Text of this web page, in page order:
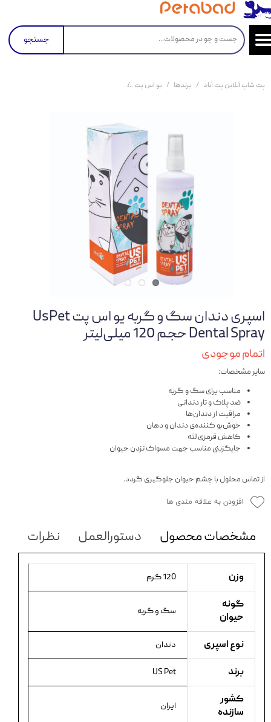
جستجو
پت شاپ آنلاین پت آباد برندها یو اس پت
اسپری دندان سگ و گربه یو اس پت UsPet
Dental Spray حجم 120 ‌میلی‌لیتر
اتمام موجودی
سایر مشخصات:
مناسب برای سگ و گربه
ضد پلاک و تار دندانی
مراقبت از دندان‌ها
خوش‌بو کننده‌ی دندان و دهان
کاهش قرمزی لثه
جایگزینی مناسب جهت مسواک نزدن حیوان
از تماس محلول با چشم حیوان جلوگیری گردد.
افزودن به علاقه مندی ها
مشخصات محصول دستورالعمل نظرات
وزن 120 گرم
گونه
حیوان
سگ و گربه
نوع اسپری دندان
برند US Pet
کشور
سازنده
ایران